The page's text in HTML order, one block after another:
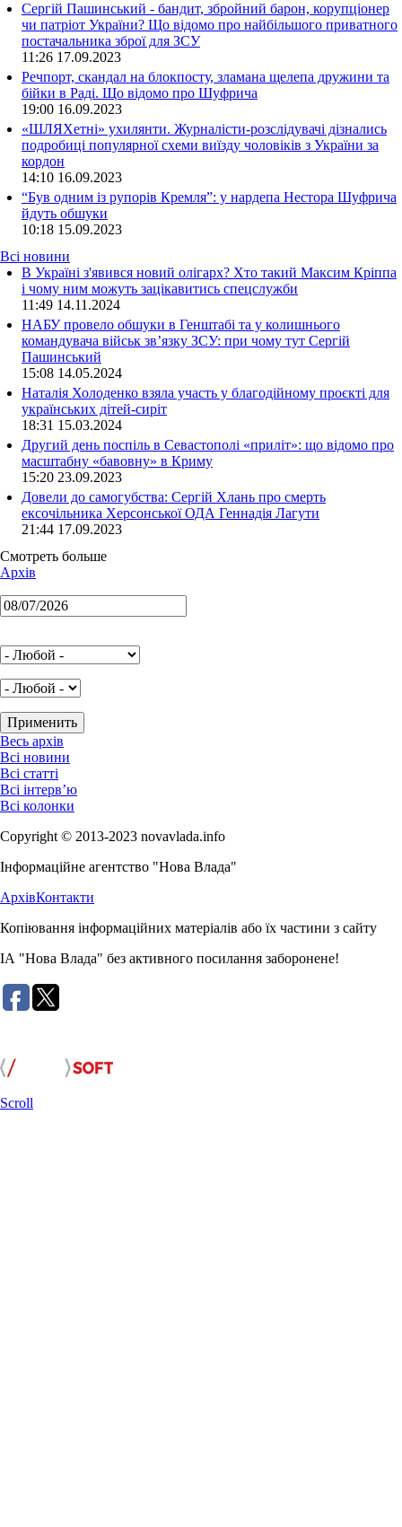
Сергій Пашинський - бандит, збройний барон, корупціонер
чи патріот України? Що відомо про найбільшого приватного
постачальника зброї для ЗСУ
11:26 17.09.2023
Речпорт, скандал на блокпосту, зламана щелепа дружини та
бійки в Раді. Що відомо про Шуфрича
19:00 16.09.2023
«ШЛЯХетні» ухилянти. Журналісти-розслідувачі дізнались
подробиці популярної схеми виїзду чоловіків з України за
кордон
14:10 16.09.2023
“Був одним із рупорів Кремля”: у нардепа Нестора Шуфрича
йдуть обшуки
10:18 15.09.2023
Всі новини
В Україні з'явився новий олігарх? Хто такий Максим Кріппа
і чому ним можуть зацікавитись спецслужби
11:49 14.11.2024
НАБУ провело обшуки в Генштабі та у колишнього
командувача військ зв’язку ЗСУ: при чому тут Сергій
Пашинський
15:08 14.05.2024
Наталія Холоденко взяла участь у благодійному проєкті для
українських дітей-сиріт
18:31 15.03.2024
Другий день поспіль в Севастополі «приліт»: що відомо про
масштабну «бавовну» в Криму
15:20 23.09.2023
Довели до самогубства: Сергій Хлань про смерть
ексочільника Херсонської ОДА Геннадія Лагути
21:44 17.09.2023
Смотреть больше
Архів
Весь архів
Всі новини
Всі статті
Всі інтерв’ю
Всі колонки
Copyright © 2013-2023 novavlada.info
Інформаційне агентство "Нова Влада"
АрхівКонтакти
Копіювання інформаційних матеріалів або їх частини з сайту
ІА "Нова Влада" без активного посилання заборонене!
Scroll